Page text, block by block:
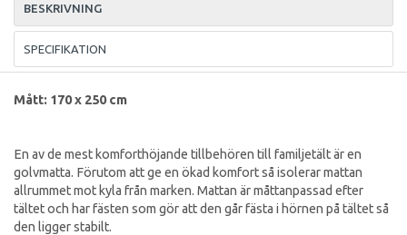
BESKRIVNING
SPECIFIKATION
Mått: 170 x 250cm
En av de mest komforthöjande tillbehören till familjetält är en
golvmatta. Förutom att ge en ökad komfort så isolerar mattan
allrummet mot kyla från marken. Mattan är måttanpassad efter
tältet och har fästen som gör att den går fästa i hörnen på tältet så
den ligger stabilt.